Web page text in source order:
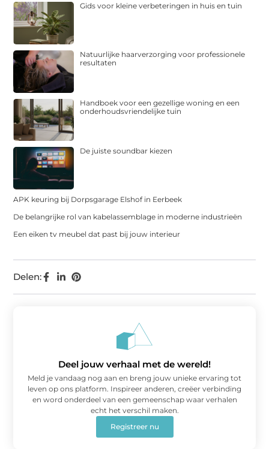
Delen:
Gids voor kleine verbeteringen in huis en tuin
Natuurlijke haarverzorging voor professionele
resultaten
Handboek voor een gezellige woning en een
onderhoudsvriendelijke tuin
De juiste soundbar kiezen
APK keuring bij Dorpsgarage Elshof in Eerbeek
De belangrijke rol van kabelassemblage in moderne industrieën
Een eiken tv meubel dat past bij jouw interieur
Deel jouw verhaal met de wereld!
Meld je vandaag nog aan en breng jouw unieke ervaring tot
leven op ons platform. Inspireer anderen, creëer verbinding
en word onderdeel van een gemeenschap waar verhalen
echt het verschil maken.
Registreer nu